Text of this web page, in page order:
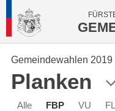
Gemeindewahlen 2019
Planken
Alle FBP VU FL